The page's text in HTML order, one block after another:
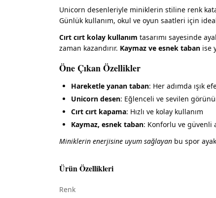
Unicorn desenleriyle miniklerin stiline renk
Günlük kullanım, okul ve oyun saatleri için
Cırt cırt kolay kullanım tasarımı sayesinde
zaman kazandırır. Kaymaz ve esnek taban ise
Öne Çıkan Özellikler
Hareketle yanan taban: Her adımda ışık
Unicorn desen: Eğlenceli ve sevilen
Cırt cırt kapama: Hızlı ve kolay kullanım
Kaymaz, esnek taban: Konforlu ve güvenli
Miniklerin enerjisine uyum sağlayan bu spor
Ürün Özellikleri
Renk